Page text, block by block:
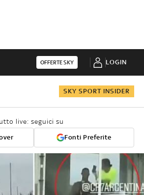
OFFERTE SKY LOGIN
SKY SPORT INSIDER
live: seguici su
Fonti Preferite